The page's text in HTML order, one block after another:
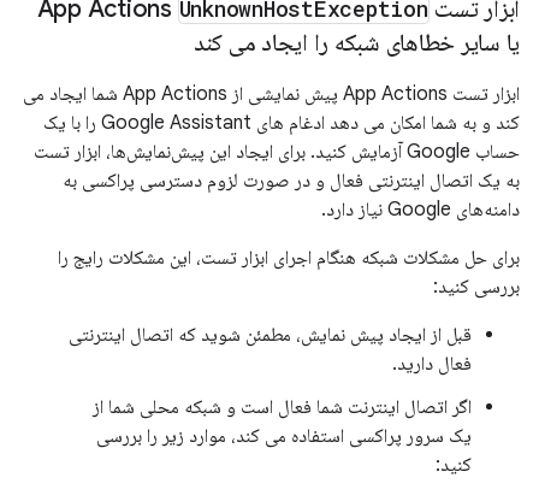
ابزار تست App Actions UnknownHostException
یا سایر خطاهای شبکه را ایجاد می کند
ابزار تست App Actions پیش نمایشی از App Actions شما ایجاد می
کند و به شما امکان می دهد ادغام های Google Assistant را با یک
حساب Google آزمایش کنید. برای ایجاد این پیش‌نمایش‌ها، ابزار تست
به یک اتصال اینترنتی فعال و در صورت لزوم دسترسی پراکسی به
دامنه‌های Google نیاز دارد.
برای حل مشکلات شبکه هنگام اجرای ابزار تست، این مشکلات رایج را
بررسی کنید:
قبل از ایجاد پیش نمایش، مطمئن شوید که اتصال اینترنتی
فعال دارید.
اگر اتصال اینترنت شما فعال است و شبکه محلی شما از
یک سرور پراکسی استفاده می کند، موارد زیر را بررسی
کنید: